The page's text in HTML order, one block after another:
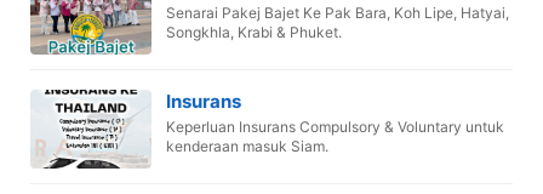
Senarai Pakej Bajet Ke Pak Bara, Koh Lipe, Hatyai,
Songkhla, Krabi & Phuket.
Insurans
Keperluan Insurans Compulsory & Voluntary untuk
kenderaan masuk Siam.